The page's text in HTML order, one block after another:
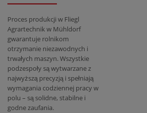
Proces produkcji w Fliegl
Agrartechnik w Mühldorf
gwarantuje rolnikom
otrzymanie niezawodnych i
trwałych maszyn. Wszystkie
podzespoły są wytwarzane z
najwyższą precyzją i spełniają
wymagania codziennej pracy w
polu – są solidne, stabilne i
godne zaufania.